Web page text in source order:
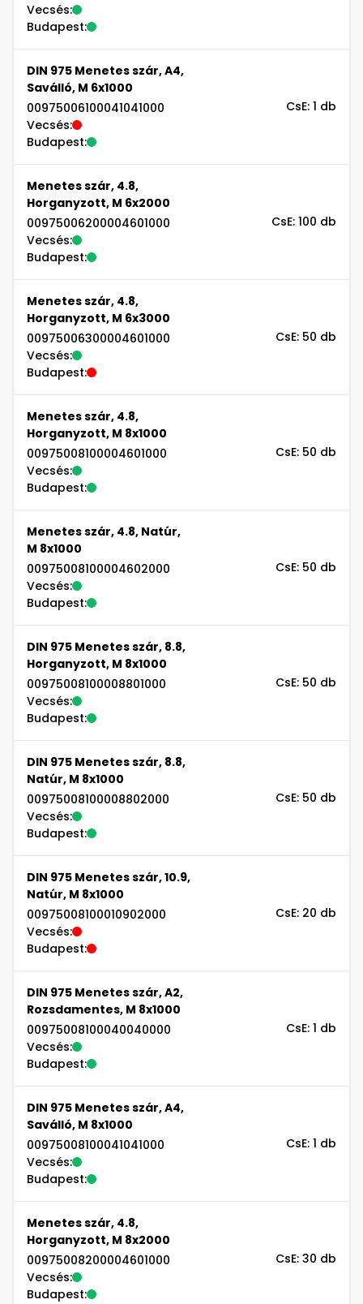
Vecsés:
Budapest:
DIN 975 Menetes szár, A4,
Saválló, M 6x1000
00975006100041041000
Vecsés:
Budapest:
CsE: 1 db
Menetes szár, 4.8,
Horganyzott, M 6x2000
00975006200004601000
Vecsés:
Budapest:
CsE: 100 db
Menetes szár, 4.8,
Horganyzott, M 6x3000
00975006300004601000
Vecsés:
Budapest:
CsE: 50 db
Menetes szár, 4.8,
Horganyzott, M 8x1000
00975008100004601000
Vecsés:
Budapest:
CsE: 50 db
Menetes szár, 4.8, Natúr,
M 8x1000
00975008100004602000
Vecsés:
Budapest:
CsE: 50 db
DIN 975 Menetes szár, 8.8,
Horganyzott, M 8x1000
00975008100008801000
Vecsés:
Budapest:
CsE: 50 db
DIN 975 Menetes szár, 8.8,
Natúr, M 8x1000
00975008100008802000
Vecsés:
Budapest:
CsE: 50 db
DIN 975 Menetes szár, 10.9,
Natúr, M 8x1000
00975008100010902000
Vecsés:
Budapest:
CsE: 20 db
DIN 975 Menetes szár, A2,
Rozsdamentes, M 8x1000
00975008100040040000
Vecsés:
Budapest:
CsE: 1 db
DIN 975 Menetes szár, A4,
Saválló, M 8x1000
00975008100041041000
Vecsés:
Budapest:
CsE: 1 db
Menetes szár, 4.8,
Horganyzott, M 8x2000
00975008200004601000
Vecsés:
Budapest:
CsE: 30 db